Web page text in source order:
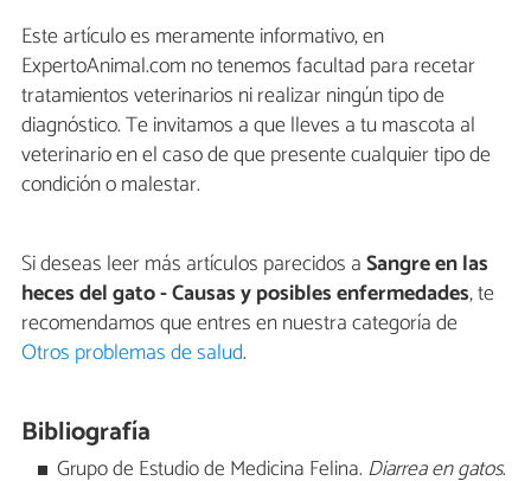
Este artículo es meramente informativo, en
ExpertoAnimal.com no tenemos facultad para recetar
tratamientos veterinarios ni realizar ningún tipo de
diagnóstico. Te invitamos a que lleves a tu mascota al
veterinario en el caso de que presente cualquier tipo de
condición o malestar.
Si deseas leer más artículos parecidos aSangre en las
heces del gato - Causas y posibles enfermedades, te
recomendamos que entres en nuestra categoría de
Otros problemas de salud.
Bibliografía
Grupo de Estudio de Medicina Felina. Diarrea en gatos.